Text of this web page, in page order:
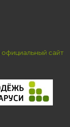
официальный сайт